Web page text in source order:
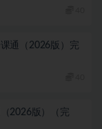
通（2026版）完
2026版）（完